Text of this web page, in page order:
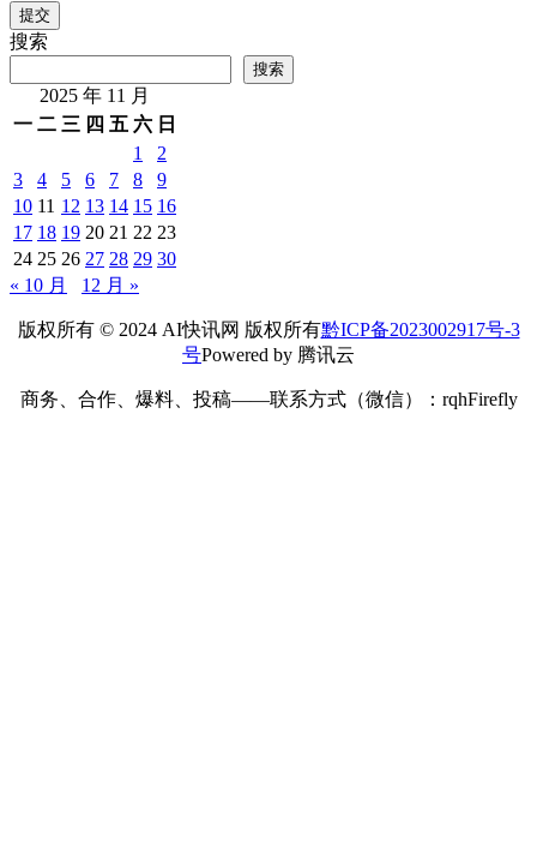
提交
搜索
搜索
2025 年 11 月
一 二 三 四 五 六 日
1
2
3
4 5 6 7 8
9
10 11 12 13 14 15 16
17 18 19 20 21 22 23
24 25 26 27 28 29 30
« 10 月
12 月 »
版权所有 © 2024 AI快讯网 版权所有黔ICP备2023002917号-3
号Powered by 腾讯云
商务、合作、爆料、投稿——联系方式（微信）：rqhFirefly